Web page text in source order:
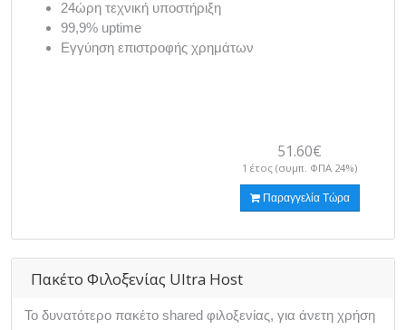
24ώρη τεχνική υποστήριξη
99,9% uptime
Εγγύηση επιστροφής χρημάτων
51.60€
1 έτος (συμπ. ΦΠΑ 24%)
Παραγγελία Τώρα
Πακέτο Φιλοξενίας Ultra Host
Το δυνατότερο πακέτο shared φιλοξενίας, για άνετη χρήση